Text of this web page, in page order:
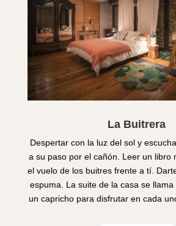
La Buitrera
Despertar con la luz del sol y
a su paso por el cañón. Leer un libro
el vuelo de los buitres frente a tí.
espuma. La suite de la casa se llama
un capricho para disfrutar en cada